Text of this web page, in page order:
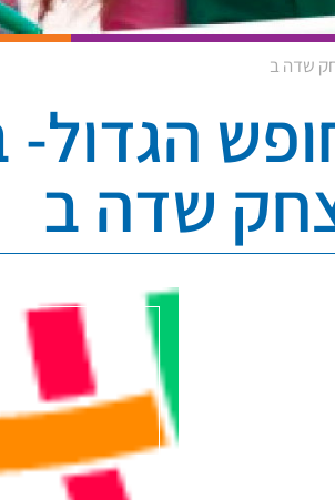
שדה ב
הגדול-
שדה ב